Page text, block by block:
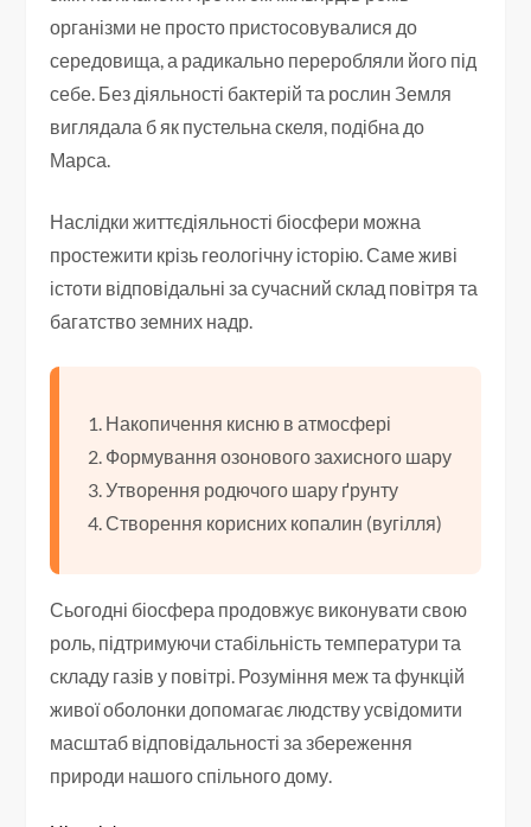
організми не просто пристосовувалися до
середовища, а радикально переробляли його під
себе. Без діяльності бактерій та рослин Земля
виглядала б як пустельна скеля, подібна до
Марса.
Наслідки життєдіяльності біосфери можна
простежити крізь геологічну історію. Саме живі
істоти відповідальні за сучасний склад повітря та
багатство земних надр.
Накопичення кисню в атмосфері
Формування озонового захисного шару
Утворення родючого шару ґрунту
Створення корисних копалин (вугілля)
Сьогодні біосфера продовжує виконувати свою
роль, підтримуючи стабільність температури та
складу газів у повітрі. Розуміння меж та функцій
живої оболонки допомагає людству усвідомити
масштаб відповідальності за збереження
природи нашого спільного дому.